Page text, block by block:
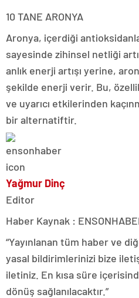
10 TANE ARONYA
Aronya, içerdiği
sayesinde zihinsel netliği
anlık enerji artışı yerine,
şekilde enerji verir. Bu,
ve uyarıcı etkilerinden
bir alternatiftir.
Yağmur Dinç
Editor
Haber Kaynak :
“Yayınlanan tüm haber ve
yasal bildirimlerinizi bize
iletiniz. En kısa süre
dönüş sağlanılacaktır.”